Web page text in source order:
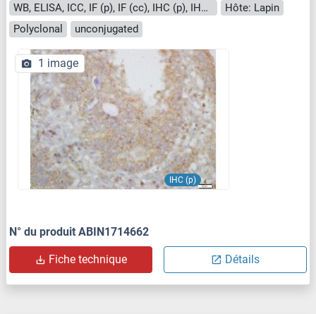
WB, ELISA, ICC, IF (p), IF (cc), IHC (p), IHC (fro)
Hôte: Lapin
Polyclonal
unconjugated
IHC (p)
1 image
N° du produit ABIN1714662
Fiche technique Détails